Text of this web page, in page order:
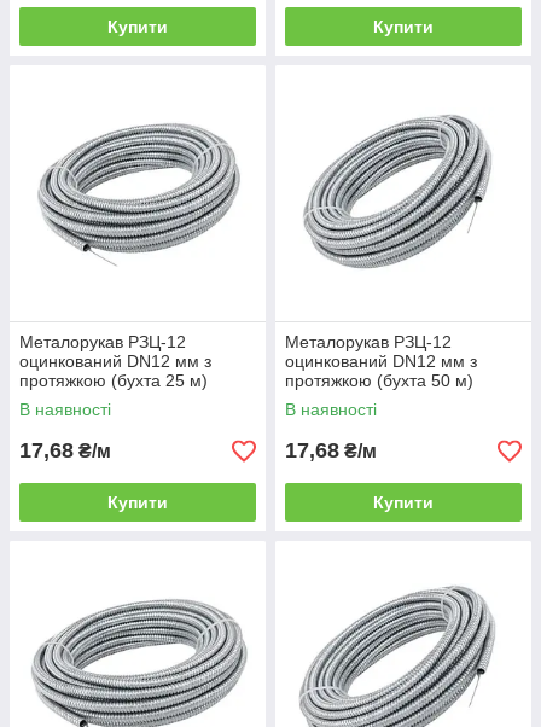
Купити Купити
Металорукав РЗЦ‑12
оцинкований DN12 мм з
протяжкою (бухта 25 м)
В наявності
17,68 ₴/м
Купити
Металорукав РЗЦ‑12
оцинкований DN12 мм з
протяжкою (бухта 50 м)
В наявності
17,68 ₴/м
Купити